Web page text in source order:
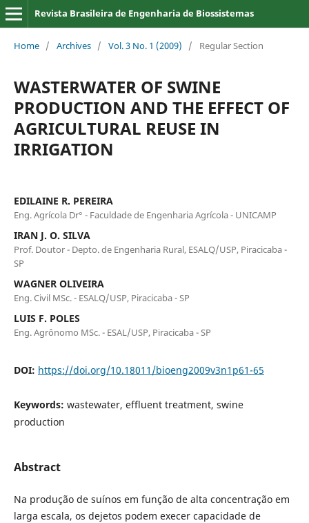
Revista Brasileira de Engenharia de Biossistemas
Home / Archives / Vol. 3 No. 1 (2009) / Regular Section
WASTERWATER OF SWINE
PRODUCTION AND THE EFFECT OF
AGRICULTURAL REUSE IN
IRRIGATION
EDILAINE R. PEREIRA
Eng. Agrícola Dr° - Faculdade de Engenharia Agrícola - UNICAMP
IRAN J. O. SILVA
Prof. Doutor - Depto. de Engenharia Rural, ESALQ/USP, Piracicaba -
SP
WAGNER OLIVEIRA
Eng. Civil MSc. - ESALQ/USP, Piracicaba - SP
LUIS F. POLES
Eng. Agrônomo MSc. - ESAL/USP, Piracicaba - SP
DOI: https://doi.org/10.18011/bioeng2009v3n1p61-65
Keywords: wastewater, effluent treatment, swine
production
Abstract
Na produção de suínos em função de alta concentração em
larga escala, os dejetos podem execer capacidade de